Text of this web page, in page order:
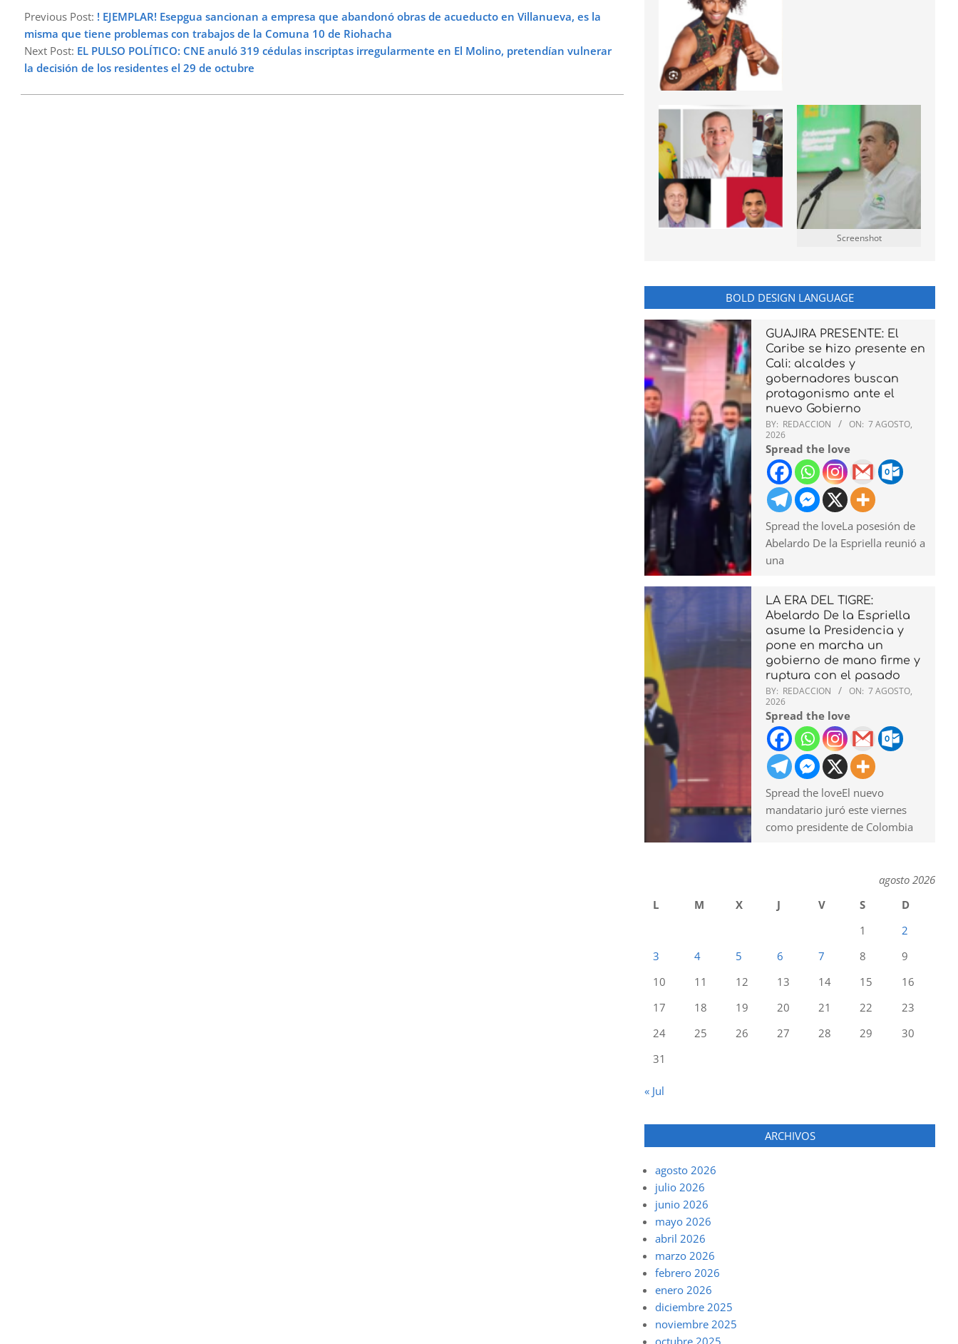
08-
08
Previous Post: ! EJEMPLAR! Esepgua sancionan a empresa que abandonó obras de acueducto en Villanueva, es la
misma que tiene problemas con trabajos de la Comuna 10 de Riohacha
Next Post: EL PULSO POLÍTICO: CNE anuló 319 cédulas inscriptas irregularmente en El Molino, pretendían vulnerar
la decisión de los residentes el 29 de octubre
Screenshot
BOLD DESIGN LANGUAGE
GUAJIRA PRESENTE: El
Caribe se hizo presente en
Cali: alcaldes y
gobernadores buscan
protagonismo ante el
nuevo Gobierno
BY: REDACCION ON: 7 AGOSTO,
2026
Spread the love
Spread the loveLa posesión de
Abelardo De la Espriella reunió a
una
LA ERA DEL TIGRE:
Abelardo De la Espriella
asume la Presidencia y
pone en marcha un
gobierno de mano firme y
ruptura con el pasado
BY: REDACCION ON: 7 AGOSTO,
2026
Spread the love
Spread the loveEl nuevo
mandatario juró este viernes
como presidente de Colombia
agosto 2026
L
M X J V S
D
1
2
3
4 5 6 7 8
9
10
11 12 13 14 15
16
17
18 19 20 21 22
23
24
25 26 27 28 29
30
31
« Jul
ARCHIVOS
agosto 2026
julio 2026
junio 2026
mayo 2026
abril 2026
marzo 2026
febrero 2026
enero 2026
diciembre 2025
noviembre 2025
octubre 2025